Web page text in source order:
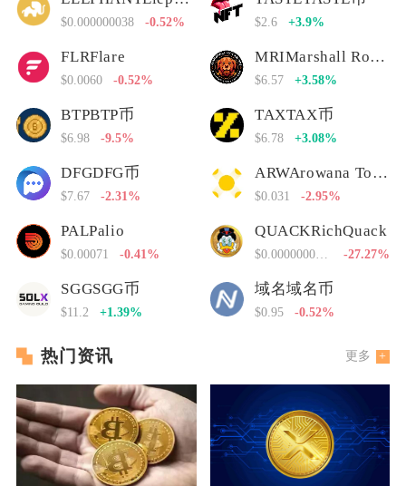
$0.000000038 -0.52% $2.6 +3.9%
FLRFlare
$0.0060 -0.52%
MRIMarshall Rogan Inu
$6.57 +3.58%
BTPBTP币
$6.98 -9.5%
TAXTAX币
$6.78 +3.08%
DFGDFG币
$7.67 -2.31%
ARWArowana Token
$0.031 -2.95%
PALPalio
$0.00071 -0.41%
QUACKRichQuack
-27.27%
SGGSGG币
$11.2 +1.39%
域名域名币
$0.95 -0.52%
热门资讯 更多